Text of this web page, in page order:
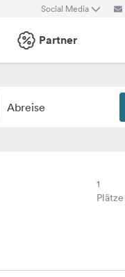
Social Media
Partner
Abreise
1
Plätze